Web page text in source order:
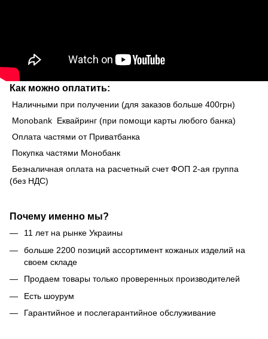
Как можно оплатить:
Наличными при получении (для заказов больше 400грн)
Monobank Еквайринг (при помощи карты любого банка)
Оплата частями от Приватбанка
Покупка частями Монобанк
Безналичная оплата на расчетный счет ФОП 2-ая группа
(без НДС)
Почему именно мы?
11 лет на рынке Украины
больше 2200 позиций ассортимент кожаных изделий на
своем складе
Продаем товары только проверенных производителей
Есть шоурум
Гарантийное и послегарантийное обслуживание